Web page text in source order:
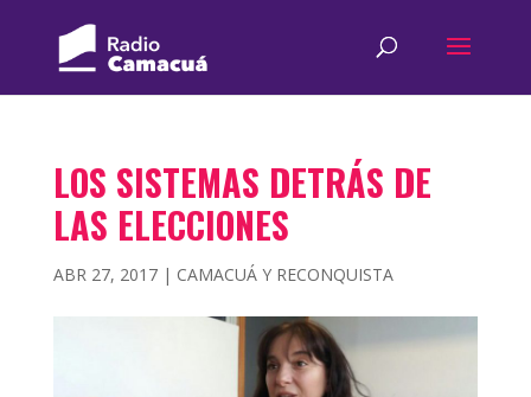
LOS SISTEMAS DETRÁS DE
LAS ELECCIONES
ABR 27, 2017| CAMACUÁ Y RECONQUISTA